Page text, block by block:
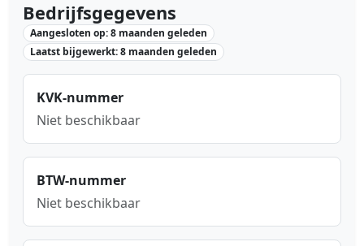
Bedrijfsgegevens
Aangesloten op: 8 maanden geleden
Laatst bijgewerkt: 8 maanden geleden
KVK-nummer
Niet beschikbaar
BTW-nummer
Niet beschikbaar